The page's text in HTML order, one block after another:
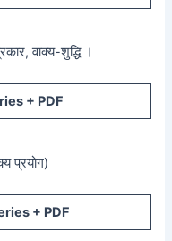
वाक्य-शुद्धि ।
+ PDF
प्रयोग)
+ PDF